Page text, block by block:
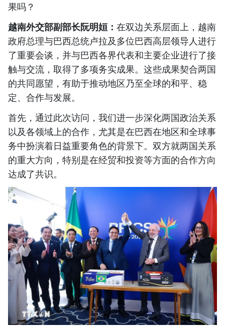
果吗？
越南外交部副部长阮明姮： 在双边关系层面上，越南
政府总理与巴西总统卢拉及多位巴西高层领导人进行
了重要会谈，并与巴西各界代表和主要企业进行了接
触与交流，取得了多项务实成果。这些成果契合两国
的共同愿望，有助于推动地区乃至全球的和平、稳
定、合作与发展。
首先，通过此次访问，我们进一步深化两国政治关系
以及各领域上的合作，尤其是在巴西在地区和全球事
务中扮演着日益重要角色的背景下。双方就两国关系
的重大方向，特别是在经贸和投资等方面的合作方向
达成了共识。